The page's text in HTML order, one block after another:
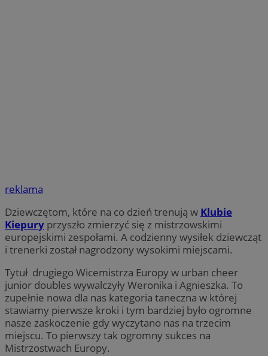
reklama
Dziewczętom, które na co dzień trenują w Klubie
Kiepury przyszło zmierzyć się z mistrzowskimi
europejskimi zespołami. A codzienny wysiłek dziewcząt
i trenerki został nagrodzony wysokimi miejscami.
Tytuł drugiego Wicemistrza Europy w urban cheer
junior doubles wywalczyły Weronika i Agnieszka. To
zupełnie nowa dla nas kategoria taneczna w której
stawiamy pierwsze kroki i tym bardziej było ogromne
nasze zaskoczenie gdy wyczytano nas na trzecim
miejscu. To pierwszy tak ogromny sukces na
Mistrzostwach Europy.